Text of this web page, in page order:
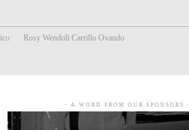
Rosy Wendoli Carrillo Ovando
- A WORD FROM OUR SPONSORS -